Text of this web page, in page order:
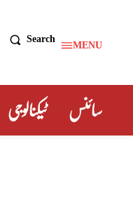
MENU
Search
سائنس ٹیکنالوجی